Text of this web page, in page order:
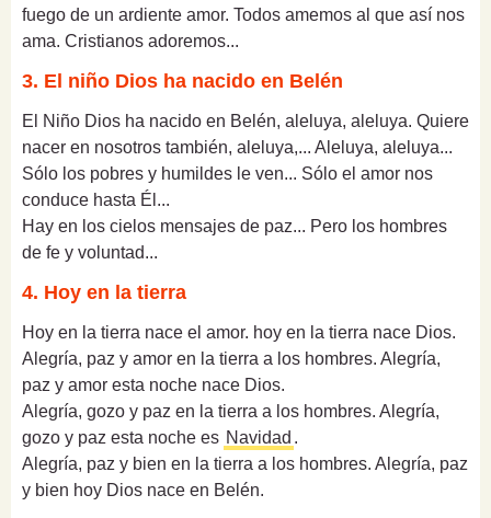
fuego de un ardiente amor. Todos amemos al que así nos
ama. Cristianos adoremos...
3. El niño Dios ha nacido en Belén
El Niño Dios ha nacido en Belén, aleluya, aleluya. Quiere
nacer en nosotros también, aleluya,... Aleluya, aleluya...
Sólo los pobres y humildes le ven... Sólo el amor nos
conduce hasta Él...
Hay en los cielos mensajes de paz... Pero los hombres
de fe y voluntad...
4. Hoy en la tierra
Hoy en la tierra nace el amor. hoy en la tierra nace Dios.
Alegría, paz y amor en la tierra a los hombres. Alegría,
paz y amor esta noche nace Dios.
Alegría, gozo y paz en la tierra a los hombres. Alegría,
gozo y paz esta noche es Navidad .
Alegría, paz y bien en la tierra a los hombres. Alegría, paz
y bien hoy Dios nace en Belén.